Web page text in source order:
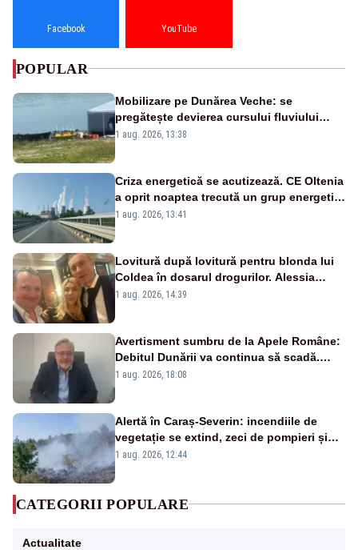
Facebook YouTube
POPULAR
Mobilizare pe Dunărea Veche: se
pregătește devierea cursului fluviului
către Cernavodă – VIDEO
1 aug. 2026, 13:38
Criza energetică se acutizează. CE Oltenia
a oprit noaptea trecută un grup energetic
de la Rovinari
1 aug. 2026, 13:41
Lovitură după lovitură pentru blonda lui
Coldea în dosarul drogurilor. Alessia
Păcuraru explică decizia magistraților
1 aug. 2026, 14:39
Avertisment sumbru de la Apele Române:
Debitul Dunării va continua să scadă.
Cernavodă s-ar putea închide în 4 zile
1 aug. 2026, 18:08
Alertă în Caraș-Severin: incendiile de
vegetație se extind, zeci de pompieri și
silvicultori se luptă cu flăcările - VIDEO
1 aug. 2026, 12:44
CATEGORII POPULARE
Actualitate